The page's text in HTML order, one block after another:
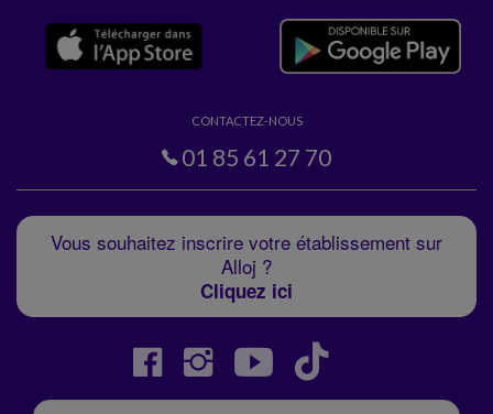
CONTACTEZ-NOUS
01 85 61 27 70
Vous souhaitez inscrire votre établissement sur
Alloj ?
Cliquez ici